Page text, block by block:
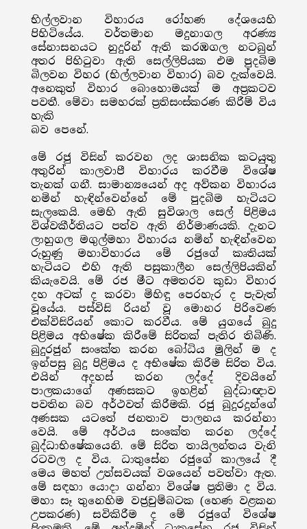
භිල්ලවාන විහාරය රෝහණ දේශයෙහි
පිහිටියේය. වර්තමාන මදුනාගල අරණ්‍ය
සේනාසනයට නුදුරින් ඇති කරඹගල නටබුන්
අතර පිහිටුවා ඇති සෙල්ලිපියක එම පුදබිම
බිලවන විහර (භිල්ලවාන විහාර) බව දැක්වෙයි.
අනෙකුත් විහාර බොහොමයක් ම අප්‍රකටව
පවතී. මේවා සමහරක් ප්‍රතිසංස්කරණ කිරීම් විය
හැකි
බව පෙනේ.
මේ රජු විසින් කරවන ලද ශාසනික කටයුතු
අතුරින් කාලවාපී විහාරය කරවීම විශේෂ
තැනක් ගනී. සාමාන්‍යයෙන් අද අව්කන විහාරය
නමින් හැඳින්වෙන්නේ මේ පුදබිම හැටියට
සැලකෙයි. මෙහි ඇති සුවිශාල සෙල් පිළිමය
විශ්වකීර්තියට පත්ව ඇති නිර්මාණයකි. දැනට
ලාහුගල මගුල්මහා විහාරය නමින් හැඳින්වෙන
රුහුණු මහාවිහාරය මේ රජුගේ කෘතියක්
හැටියට එහි ඇති පසුකාලීන සෙල්ලිපියකින්
කියැවෙයි. මේ රජ මීට අමතරව කුඩා විහාර
දහ අටක් ද කරවා මිහිඳු පෙරහැර ද පැවැත්
වූයේය. පස්විසි රියන් වූ මොනර පිරිවෙණ
එක්විසිරියන් කොට කරවීය. මේ යුගයේ බුදු
පිළිමය අභිෂේක කිරීමේ සිරිතක් පැතිර තිබිණි.
බුදුරජුන් සංකේත කරන බෝධිය මුලින් ම ද
ඉන්පසු බුදු පිළිමය ද අභිෂේක කිරීම සිරිත විය.
එයින් අදහස් කරන ලද්දේ දිවයිනේ
පාලකයාගේ අණසකට ඉහළින් බුද්ධාඥාව
පවතින බව අර්ථවත් කිරීමකි. රජු බුදුරදුන්ගේ
අණසක යටතේ ජනතාව පාලනය කරන්නා
වෙයි. මේ අර්ථය සංකේත කරන ලද්දේ
බුද්ධාභිෂේකයෙනි. මේ සිරිත තායිලන්තය වැනි
රටවල ද විය. ධාතුසේන රජුගේ කාලයේ දී
මෙය මහත් උත්සවයක් වශයෙන් පවත්වා ඇත.
මේ සඳහා යොදා ගන්නා විශේෂ ප්‍රතිමා ද විය.
මහා සෑ තුනෙහිම වජ්‍රචුම්බටක (හෙණ වළකන
උපකරණ) සවිකිරීම ද මේ රජුගේ විශේෂ